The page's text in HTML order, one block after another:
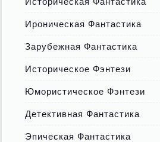
Ироническая Фантастика
Зарубежная Фантастика
Историческое Фэнтези
Юмористическое Фэнтези
Детективная Фантастика
Эпическая Фантастика